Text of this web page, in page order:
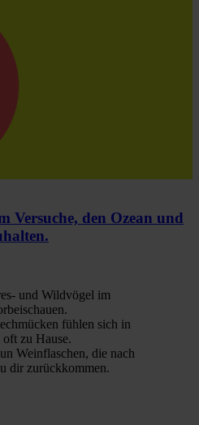
Versuche, den Ozean und
und Wildvögel im
fühlen sich in
zu Hause.
Weinflaschen, die nach
dir zurückkommen.